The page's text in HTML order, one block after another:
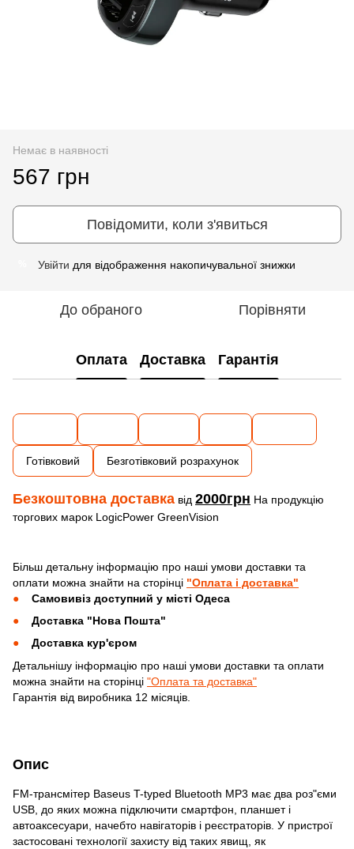
Немає в наявності
567 грн
Повідомити, коли з'явиться
Увійти для відображення накопичувальної знижки
До обраного Порівняти
Опис
FM-трансмітер Baseus T-typed Bluetooth MP3 має два роз"єми
USB, до яких можна підключити смартфон, планшет і
автоаксесуари, начебто навігаторів і реєстраторів. У пристрої
застосовані технології захисту від таких явищ, як
Оплата Доставка Гарантія
Готівковий Безготівковий розрахунок
Безкоштовна доставка від 2000грн На продукцію
торгових марок LogicPower GreenVision
Більш детальну інформацію про наші умови доставки та
оплати можна знайти на сторінці "Оплата і доставка"
Самовивіз доступний у місті Одеса
Доставка "Нова Пошта"
Доставка кур'єром
Детальнішу інформацію про наші умови доставки та оплати
можна знайти на сторінці "Оплата та доставка"
Гарантія від виробника 12 місяців.